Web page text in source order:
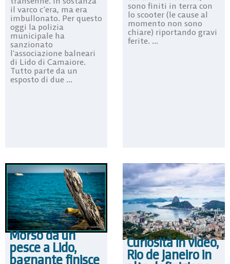
il varco c’era, ma era
imbullonato. Per questo
oggi la polizia
municipale ha
sanzionato
l’associazione balneari
di Lido di Camaiore.
Tutto parte da un
esposto di due ...
sono finiti in terra con
lo scooter (le cause al
momento non sono
chiare) riportando gravi
ferite. ...
Morso da un
pesce a Lido,
bagnante finisce
Curiosità in video,
Rio de Janeiro in